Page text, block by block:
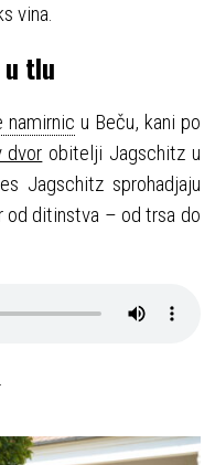
vina.
tlu
namirnic u Beču, kani po
dvor obitelji Jagschitz u
Jagschitz sprohadjaju
od ditinstva – od trsa do